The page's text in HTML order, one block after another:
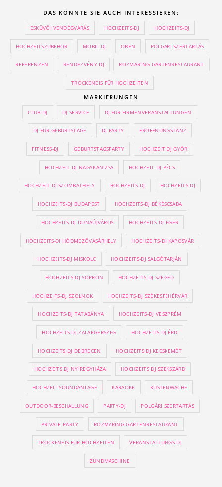
DAS KÖNNTE SIE AUCH INTERESSIEREN:
ESKÜVŐI VENDÉGVÁRÁS HOCHZEITS-DJ HOCHZEITS-DJ
HOCHZEITSZUBEHÖR MOBIL DJ OBEN POLGARI SZERTARTÁS
REFERENZEN RENDEZVÉNY DJ ROZMARING GARTENRESTAURANT
TROCKENEIS FÜR HOCHZEITEN
MARKIERUNGEN
CLUB DJ DJ-SERVICE DJ FÜR FIRMENVERANSTALTUNGEN
DJ FÜR GEBURTSTAGE DJ PARTY ERÖFFNUNGSTANZ
FITNESS-DJ GEBURTSTAGSPARTY HOCHZEIT DJ GYŐR
HOCHZEIT DJ NAGYKANIZSA HOCHZEIT DJ PÉCS
HOCHZEIT DJ SZOMBATHELY HOCHZEITS-DJ HOCHZEITS-DJ
HOCHZEITS-DJ BUDAPEST HOCHZEITS-DJ BÉKÉSCSABA
HOCHZEITS-DJ DUNAÚJVÁROS HOCHZEITS-DJ EGER
HOCHZEITS-DJ HÓDMEZŐVÁSÁRHELY HOCHZEITS-DJ KAPOSVÁR
HOCHZEITS-DJ MISKOLC HOCHZEITS-DJ SALGÓTARJÁN
HOCHZEITS-DJ SOPRON HOCHZEITS-DJ SZEGED
HOCHZEITS-DJ SZOLNOK HOCHZEITS-DJ SZÉKESFEHÉRVÁR
HOCHZEITS-DJ TATABÁNYA HOCHZEITS-DJ VESZPRÉM
HOCHZEITS-DJ ZALAEGERSZEG HOCHZEITS-DJ ÉRD
HOCHZEITS DJ DEBRECEN HOCHZEITS DJ KECSKEMÉT
HOCHZEITS DJ NYÍREGYHÁZA HOCHZEITS DJ SZEKSZÁRD
HOCHZEIT SOUNDANLAGE KARAOKE KÜSTENWACHE
OUTDOOR-BESCHALLUNG PARTY-DJ POLGÁRI SZERTARTÁS
PRIVATE PARTY ROZMARING GARTENRESTAURANT
TROCKENEIS FÜR HOCHZEITEN VERANSTALTUNGS-DJ
ZÜNDMASCHINE